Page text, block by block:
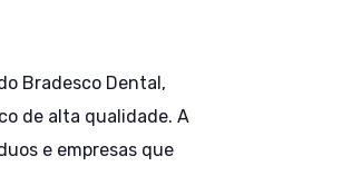
Bradesco Dental,
de alta qualidade. A
e empresas que